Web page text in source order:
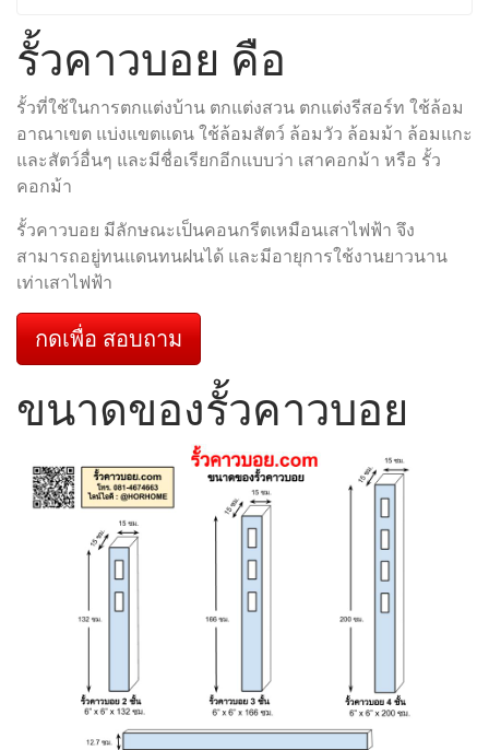
รั้วคาวบอย คือ
รั้วที่ใช้ในการตกแต่งบ้าน ตกแต่งสวน ตกแต่งรีสอร์ท ใช้ล้อม
อาณาเขต แบ่งแขตแดน ใช้ล้อมสัตว์ ล้อมวัว ล้อมม้า ล้อมแกะ
และสัตว์อื่นๆ และมีชื่อเรียกอีกแบบว่า เสาคอกม้า หรือ รั้ว
คอกม้า
รั้วคาวบอย มีลักษณะเป็นคอนกรีตเหมือนเสาไฟฟ้า จึง
สามารถอยู่ทนแดนทนฝนได้ และมีอายุการใช้งานยาวนาน
เท่าเสาไฟฟ้า
กดเพื่อ สอบถาม
ขนาดของรั้วคาวบอย